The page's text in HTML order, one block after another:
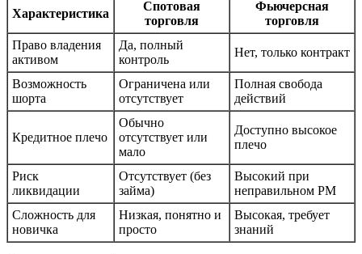
Характеристика
Спотовая
торговля
Фьючерсная
торговля
Право владения
активом
Да, полный
контроль
Нет, только контракт
Возможность
шорта
Ограничена или
отсутствует
Полная свобода
действий
Кредитное плечо
Обычно
отсутствует или
мало
Доступно высокое
плечо
Риск
ликвидации
Отсутствует (без
займа)
Высокий при
неправильном РМ
Сложность для
новичка
Низкая, понятно и
просто
Высокая, требует
знаний